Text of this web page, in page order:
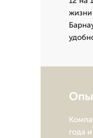
жизни
года